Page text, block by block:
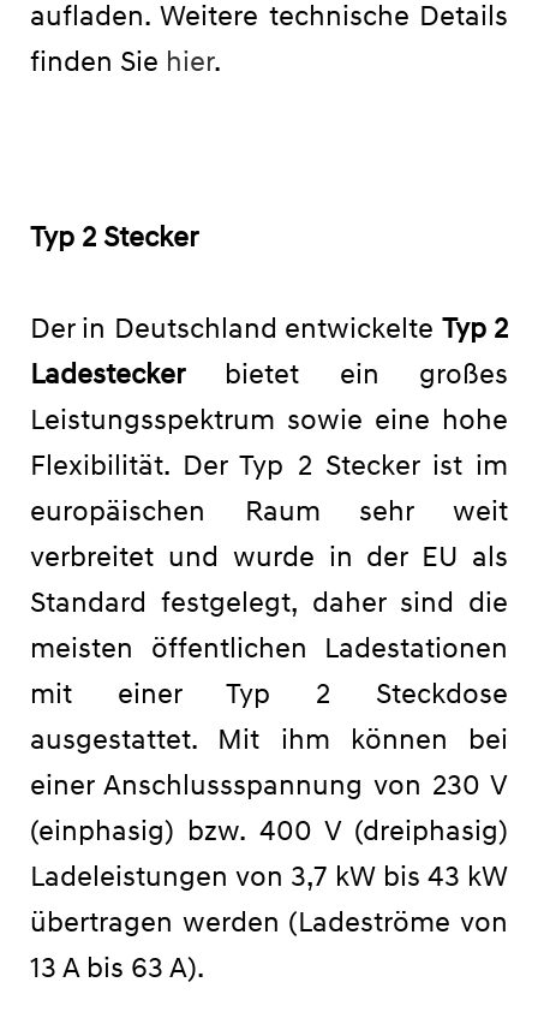
aufladen. Weitere technische Details
finden Sie hier.
Typ 2 Stecker
Der in Deutschland entwickelte Typ 2
Ladesteckerbietet ein großes
Leistungsspektrum sowie eine hohe
Flexibilität. Der Typ 2 Stecker ist im
europäischen Raum sehr weit
verbreitet und wurde in der EU als
Standard festgelegt, daher sind die
meisten öffentlichen Ladestationen
mit einer Typ 2 Steckdose
ausgestattet. Mit ihm können bei
einer Anschlussspannung von 230 V
(einphasig) bzw. 400 V (dreiphasig)
Ladeleistungen von 3,7 kW bis 43 kW
übertragen werden (Ladeströme von
13 A bis 63 A).